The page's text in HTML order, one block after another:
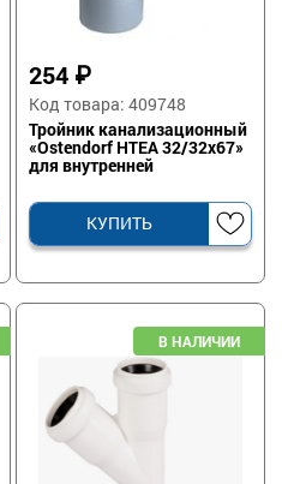
254 ₽
Код товара: 409748
Тройник канализационный
«Ostendorf HTEA 32/32х67»
для внутренней
канализации
КУПИТЬ